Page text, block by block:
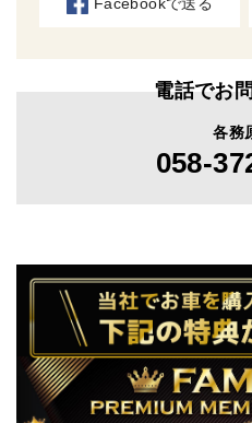
Facebookで送る
電話でお
各務
058-